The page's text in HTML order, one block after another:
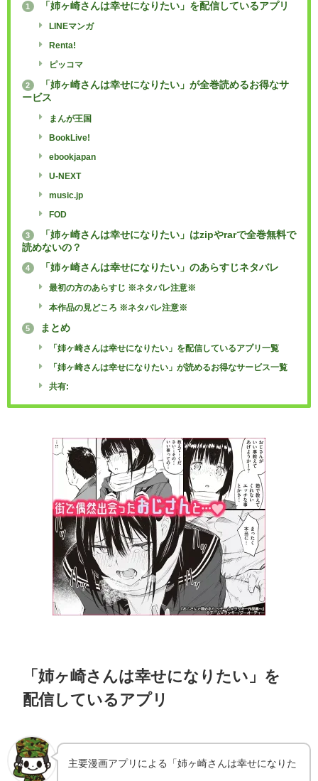
1 「姉ヶ崎さんは幸せになりたい」を配信しているアプリ
LINEマンガ
Renta!
ピッコマ
2
「姉ヶ崎さんは幸せになりたい」が全巻読めるお得なサ
ービス
まんが王国
BookLive!
ebookjapan
U-NEXT
music.jp
FOD
3
「姉ヶ崎さんは幸せになりたい」はzipやrarで全巻無料で
読めないの？
4 「姉ヶ崎さんは幸せになりたい」のあらすじネタバレ
最初の方のあらすじ ※ネタバレ注意※
本作品の見どころ ※ネタバレ注意※
5 まとめ
「姉ヶ崎さんは幸せになりたい」を配信しているアプリ一覧
「姉ヶ崎さんは幸せになりたい」が読めるお得なサービス一覧
共有:
「姉ヶ崎さんは幸せになりたい」を
配信しているアプリ
主要漫画アプリによる「姉ヶ崎さんは幸せになりた